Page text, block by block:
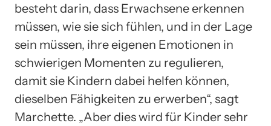
besteht darin, dass Erwachsene erkennen
müssen, wie sie sich fühlen, und in der Lage
sein müssen, ihre eigenen Emotionen in
schwierigen Momenten zu regulieren,
damit sie Kindern dabei helfen können,
dieselben Fähigkeiten zu erwerben“, sagt
Marchette. „Aber dies wird für Kinder sehr